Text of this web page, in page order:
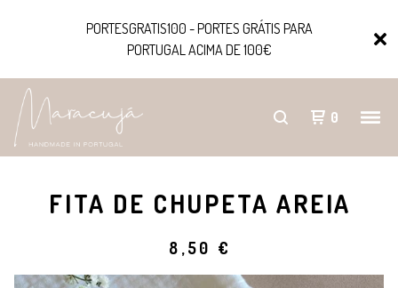
PORTESGRATIS100 - PORTES GRÁTIS PARA
PORTUGAL ACIMA DE 100€
0
FITA DE CHUPETA AREIA
8,50 €